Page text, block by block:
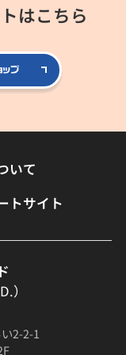
はこちら
公式コロ
いて
トサイト
）
い2-2-1